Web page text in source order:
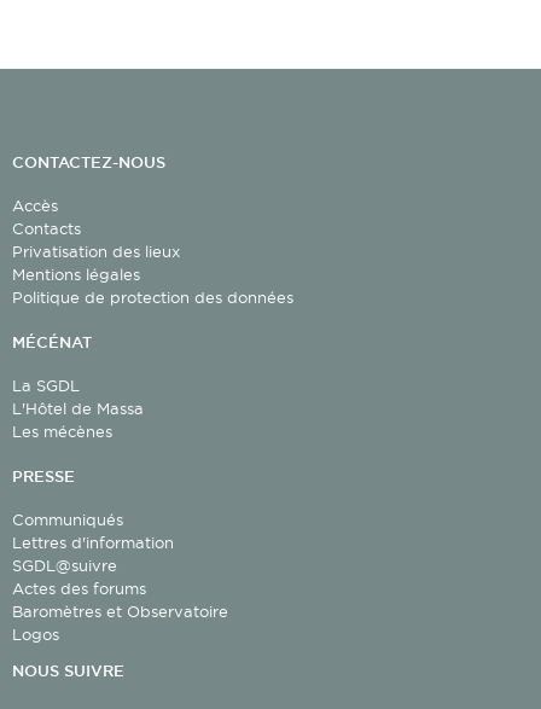
CONTACTEZ-NOUS
Accès
Contacts
Privatisation des lieux
Mentions légales
Politique de protection des données
MÉCÉNAT
La SGDL
L'Hôtel de Massa
Les mécènes
PRESSE
Communiqués
Lettres d'information
SGDL@suivre
Actes des forums
Baromètres et Observatoire
Logos
NOUS SUIVRE